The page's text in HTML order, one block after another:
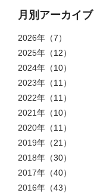
月別アーカイブ
2026年 （7）
2025年 （12）
2024年 （10）
2023年 （11）
2022年 （11）
2021年 （10）
2020年 （11）
2019年 （21）
2018年 （30）
2017年 （40）
2016年 （43）